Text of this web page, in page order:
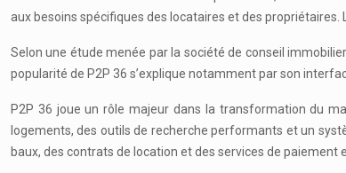
aux besoins spécifiques des locataires et des
Selon une étude menée par la société de conseil
popularité de P2P 36 s’explique notamment par son
P2P 36 joue un rôle majeur dans la transformation du
logements, des outils de recherche performants et un
baux, des contrats de location et des services de